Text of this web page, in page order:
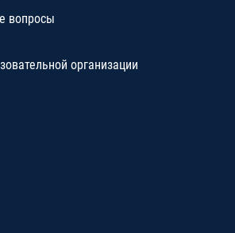
вопросы
организации